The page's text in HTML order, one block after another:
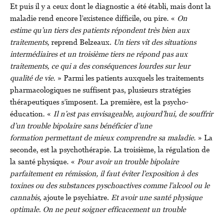
Et puis il y a ceux dont le diagnostic a été établi, mais dont la
maladie rend encore l’existence difficile, ou pire. « On
estime qu’un tiers des patients répondent très bien aux
traitements,reprend Belzeaux. Un tiers vit des situations
intermédiaires et un troisième tiers ne répond pas aux
traitements, ce qui a des conséquences lourdes sur leur
qualité de vie. » Parmi les patients auxquels les traitements
pharmacologiques ne suffisent pas, plusieurs stratégies
thérapeutiques s’imposent. La première, est la psycho-
éducation. « Il n’est pas envisageable, aujourd’hui, de souffrir
d’un trouble bipolaire sans bénéficier d’une
formation permettant de mieux comprendre sa maladie. » La
seconde, est la psychothérapie. La troisième, la régulation de
la santé physique. « Pour avoir un trouble bipolaire
parfaitement en rémission, il faut éviter l’exposition à des
toxines ou des substances pyschoactives comme l’alcool ou le
cannabis,ajoute le psychiatre. Et avoir une santé physique
optimale. On ne peut soigner efficacement un trouble